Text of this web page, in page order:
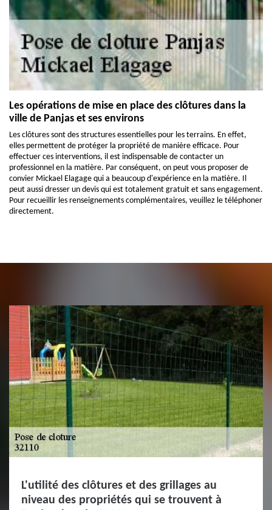
Les opérations de mise en place des clôtures dans la
ville de Panjas et ses environs
Les clôtures sont des structures essentielles pour les terrains. En effet,
elles permettent de protéger la propriété de manière efficace. Pour
effectuer ces interventions, il est indispensable de contacter un
professionnel en la matière. Par conséquent, on peut vous proposer de
convier Mickael Elagage qui a beaucoup d'expérience en la matière. Il
peut aussi dresser un devis qui est totalement gratuit et sans engagement.
Pour recueillir les renseignements complémentaires, veuillez le téléphoner
directement.
L'utilité des clôtures et des grillages au
niveau des propriétés qui se trouvent à